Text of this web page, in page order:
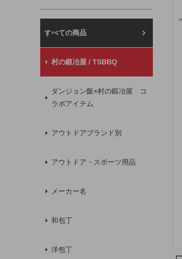
村の鍛冶屋本店
村の鍛冶屋 / TSBBQ
ダンジョン飯×村の鍛冶屋 コ
ラボアイテム
アウトドアブランド別
アウトドア・スポーツ用品
メーカー名
和包丁
洋包丁